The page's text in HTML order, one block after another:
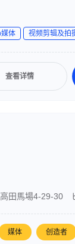
キャンペーンの企
ンを提案していま
体 视频剪辑及拍
查看详情
田馬場4-29-30
媒体 创造者